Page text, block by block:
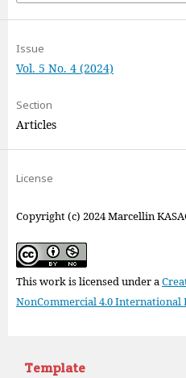
Issue
Vol. 5 No. 4 (2024)
Section
Articles
License
Copyright (c) 2024 Marcellin
This work is licensed under a
NonCommercial 4.0 International
Template